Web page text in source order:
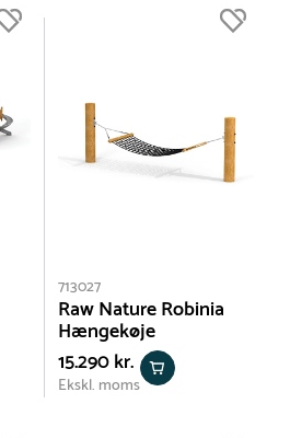
713027
Raw Nature Robinia
Hængekøje
15.290 kr.
Ekskl. moms